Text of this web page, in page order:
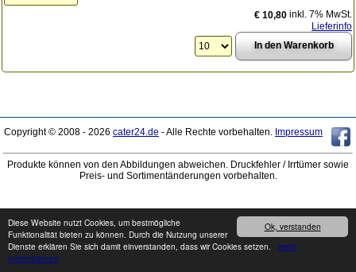
Ok, verstanden
Diese Website nutzt Cookies, um bestmögliche
Funktionalität bieten zu können. Durch die Nutzung unserer
Dienste erklären Sie sich damit einverstanden, dass wir Cookies setzen. mehr
Informationen
€ 10,80 inkl. 7% MwSt.
Lieferinfo
Copyright © 2008 - 2026 cater24.de - Alle Rechte vorbehalten. Impressum
Produkte können von den Abbildungen abweichen. Druckfehler / Irrtümer sowie
Preis- und Sortimentänderungen vorbehalten.